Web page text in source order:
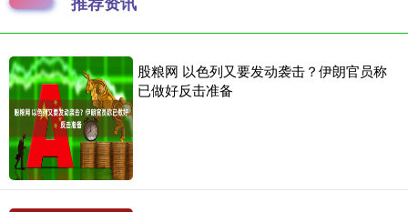
股粮网 以色列又要发动袭击？伊朗官员称
已做好反击准备